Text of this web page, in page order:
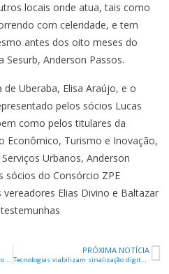
locais onde atua, tais como
com celeridade, e tem
antes dos oito meses do
Anderson Passos.
Uberaba, Elisa Araújo, e o
pelos sócios Lucas
como pelos titulares da
Econômico, Turismo e Inovação,
Urbanos, Anderson
sócios do Consórcio ZPE
Elias Divino e Baltazar
Torção testicular necessita atendimento urgente para evitar perda do órgão
PRÓXIMA NOTÍCIA
Tecnologias viabilizam sinalização digital para PME`s